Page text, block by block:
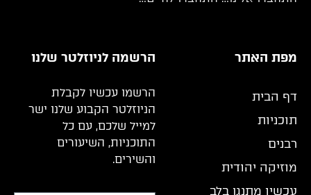
מפת האתר
דף הבית
תוכניות
רבנים
מוזיקה יהודית
עכשיו מתנגן בלב
הרשמה לניוזלטר שלנו
הרשמו עכשיו לקבלת
הניוזלטר הקבוע שלנו ישר
למייל שלכם, עם כל
התוכניות, השיעורים
והשירים.